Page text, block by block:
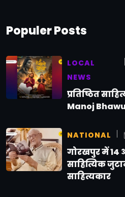
Populer Posts
LOCAL
NEWS
प्रतिष्ठित
Manoj
NATIONAL
गोरखपुर में 14
साहित्यिक
साहित्यकार